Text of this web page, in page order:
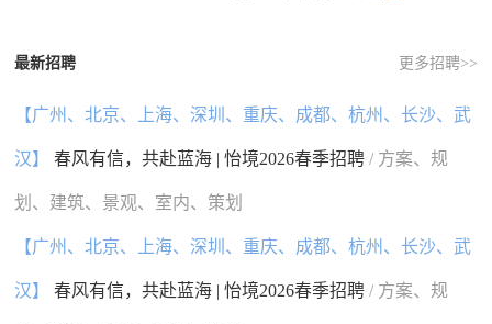
国外
最新招聘 更多招聘>>
【广州、北京、上海、深圳、重庆、成都、杭州、长沙、武
汉】 春风有信，共赴蓝海 | 怡境2026春季招聘/ 方案、规
划、建筑、景观、室内、策划
【广州、北京、上海、深圳、重庆、成都、杭州、长沙、武
汉】 春风有信，共赴蓝海 | 怡境2026春季招聘/ 方案、规